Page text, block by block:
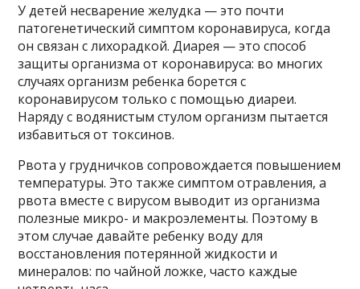
У детей несварение желудка — это почти
патогенетический симптом коронавируса, когда
он связан с лихорадкой. Диарея — это способ
защиты организма от коронавируса: во многих
случаях организм ребенка борется с
коронавирусом только с помощью диареи.
Наряду с водянистым стулом организм пытается
избавиться от токсинов.
Рвота у грудничков сопровождается повышением
температуры. Это также симптом отравления, а
рвота вместе с вирусом выводит из организма
полезные микро- и макроэлементы. Поэтому в
этом случае давайте ребенку воду для
восстановления потерянной жидкости и
минералов: по чайной ложке, часто каждые